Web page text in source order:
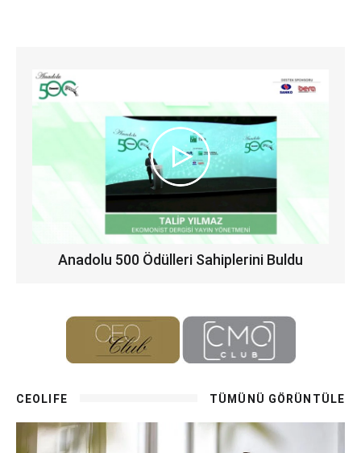
Anadolu 500 Ödülleri Sahiplerini Buldu
CEOLIFE TÜMÜNÜ GÖRÜNTÜLE